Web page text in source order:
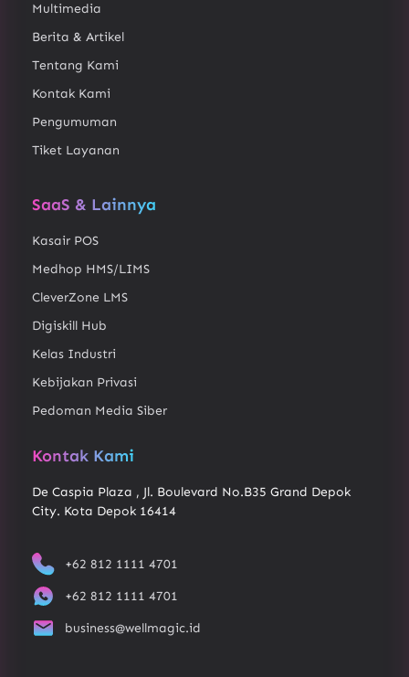
Multimedia
Berita & Artikel
Tentang Kami
Kontak Kami
Pengumuman
Tiket Layanan
SaaS & Lainnya
Kasair POS
Medhop HMS/LIMS
CleverZone LMS
Digiskill Hub
Kelas Industri
Kebijakan Privasi
Pedoman Media Siber
Kontak Kami
De Caspia Plaza , Jl. Boulevard No.B35 Grand Depok
City. Kota Depok 16414
+62 812 1111 4701
+62 812 1111 4701
business@wellmagic.id